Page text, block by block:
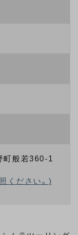
町般若360-1
ください。)